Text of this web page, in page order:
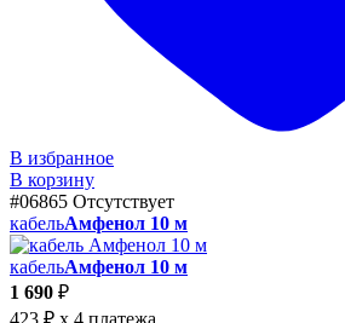
В избранное
В корзину
#06865 Отсутствует
кабельАмфенол 10 м
кабельАмфенол 10 м
1 690 ₽
423 ₽ x 4 платежа